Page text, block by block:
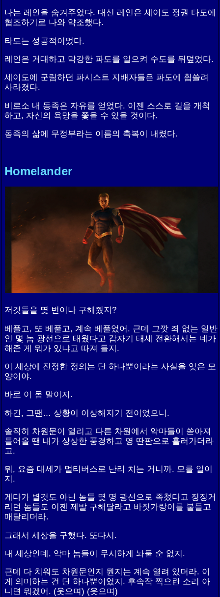
나는 레인을 숨겨주었다. 대신 레인은 세이도 정권 타도에
협조하기로 나와 약조했다.
타도는 성공적이었다.
레인은 거대하고 막강한 파도를 일으켜 수도를 뒤덮었다.
세이도에 군림하던 파시스트 지배자들은 파도에 휩쓸려
사라졌다.
비로소 내 동족은 자유를 얻었다. 이젠 스스로 길을 개척
하고, 자신의 욕망을 쫓을 수 있을 것이다.
동족의 삶에 무정부라는 이름의 축복이 내렸다.
Homelander
저것들을 몇 번이나 구해줬지?
베풀고, 또 베풀고, 계속 베풀었어. 근데 그깟 죄 없는 일반
인 몇 놈 광선으로 태웠다고 갑자기 태세 전환해서는 네가
해준 게 뭐가 있냐고 따져 들지.
이 세상에 진정한 정의는 단 하나뿐이라는 사실을 잊은 모
양이야.
바로 이 몸 말이지.
하긴, 그땐… 상황이 이상해지기 전이었으니.
솔직히 차원문이 열리고 다른 차원에서 악마들이 쏟아져
들어올 땐 내가 상상한 풍경하고 영 딴판으로 흘러가더라
고.
뭐, 요즘 대세가 멀티버스로 난리 치는 거니까. 모를 일이
지.
게다가 별것도 아닌 놈들 몇 명 광선으로 족쳤다고 징징거
리던 놈들도 이젠 제발 구해달라고 바짓가랑이를 붙들고
매달리더라.
그래서 세상을 구했다. 또다시.
내 세상인데, 악마 놈들이 무시하게 놔둘 순 없지.
근데 다 치워도 차원문인지 뭔지는 계속 열려 있더라. 이
게 의미하는 건 단 하나뿐이었지. 후속작 찍으란 소리 아
니면 뭐겠어. (웃으며) (웃으며)